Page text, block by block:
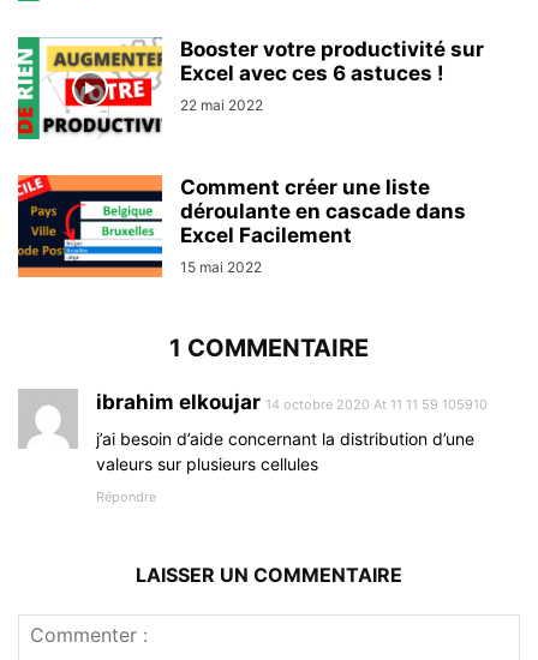
Booster votre productivité sur
Excel avec ces 6 astuces !
22 mai 2022
Comment créer une liste
déroulante en cascade dans
Excel Facilement
15 mai 2022
1 COMMENTAIRE
ibrahim elkoujar 14 octobre 2020 At 11 11 59 105910
j’ai besoin d’aide concernant la distribution d’une
valeurs sur plusieurs cellules
Répondre
LAISSER UN COMMENTAIRE